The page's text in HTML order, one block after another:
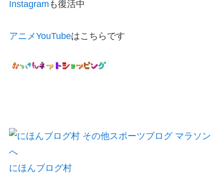
Instagram も復活中
アニメYouTubeはこちらです
にほんブログ村